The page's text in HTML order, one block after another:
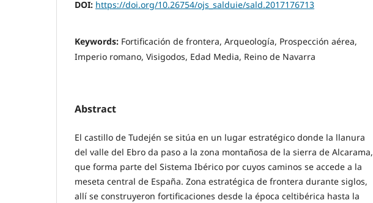
DOI: https://doi.org/10.26754/ojs_salduie/sald.2017176713
Keywords: Fortificación de frontera, Arqueología, Prospección aérea,
Imperio romano, Visigodos, Edad Media, Reino de Navarra
Abstract
El castillo de Tudején se sitúa en un lugar estratégico donde la llanura
del valle del Ebro da paso a la zona montañosa de la sierra de Alcarama,
que forma parte del Sistema Ibérico por cuyos caminos se accede a la
meseta central de España. Zona estratégica de frontera durante siglos,
allí se construyeron fortificaciones desde la época celtibérica hasta la